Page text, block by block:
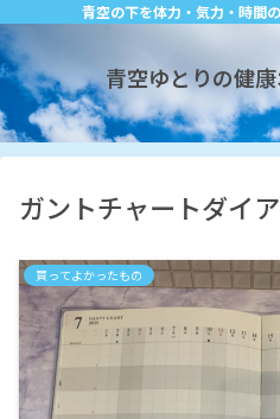
青空の下を体力・気力・時間
青空ゆとりの健
ガントチャートダイ
買ってよかったもの